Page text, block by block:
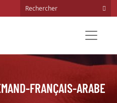
FRANÇAIS-ARABE